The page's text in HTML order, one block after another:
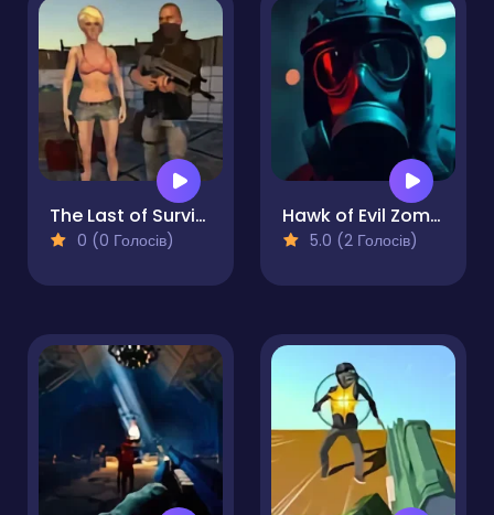
The Last of Survival
0 (0 Голосів)
Hawk of Evil Zombie Invasion
5.0 (2 Голосів)